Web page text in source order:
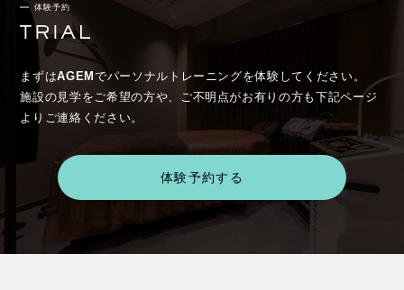
体験予約
まずはAGEM でパーソナルトレーニングを体験してください。
施設の見学をご希望の方や、ご不明点がお有りの方も下記ページ
よりご連絡ください。
体験予約する